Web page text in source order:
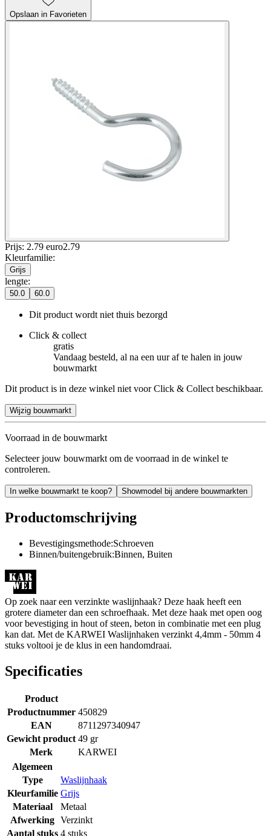
Opslaan in Favorieten
Prijs: 2.79 euro2.79
Kleurfamilie:
Grijs
lengte:
50.0 60.0
Dit product wordt niet thuis bezorgd
Click & collect
gratis
Vandaag besteld, al na een uur af te halen in jouw
bouwmarkt
Dit product is in deze winkel niet voor Click & Collect beschikbaar.
Wijzig bouwmarkt
Voorraad in de bouwmarkt
Selecteer jouw bouwmarkt om de voorraad in de winkel te
controleren.
In welke bouwmarkt te koop? Showmodel bij andere bouwmarkten
Productomschrijving
Bevestigingsmethode:Schroeven
Binnen/buitengebruik:Binnen, Buiten
Op zoek naar een verzinkte waslijnhaak? Deze haak heeft een
grotere diameter dan een schroefhaak. Met deze haak met open oog
voor bevestiging in hout of steen, beton in combinatie met een plug
kan dat. Met de KARWEI Waslijnhaken verzinkt 4,4mm - 50mm 4
stuks voltooi je de klus in een handomdraai.
Specificaties
Product
Productnummer 450829
EAN
8711297340947
Gewicht product 49 gr
Merk
KARWEI
Algemeen
Type
Waslijnhaak
Kleurfamilie Grijs
Materiaal
Metaal
Afwerking Verzinkt
Aantal stuks 4 stuks